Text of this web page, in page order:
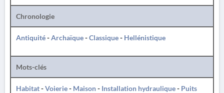
Chronologie
Antiquité-Archaïque-Classique- Hellénistique
Mots-clés
Habitat-Voierie- Maison- Installation hydraulique- Puits